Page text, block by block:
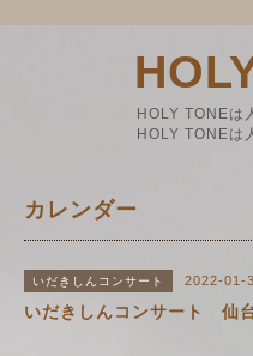
HOLY TONEは
HOLY TONEは
カレンダー
いだきしんコンサート 2022-01-
いだきしんコンサート 仙